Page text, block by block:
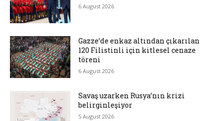
6 August 2026
Gazze’de enkaz altından çıkarılan
120 Filistinli için kitlesel cenaze
töreni
6 August 2026
Savaş uzarken Rusya’nın krizi
belirginleşiyor
5 August 2026